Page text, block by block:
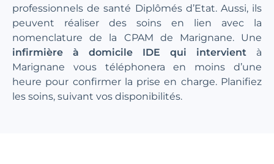
professionnels de santé Diplômés d’Etat. Aussi, ils
peuvent réaliser des soins en lien avec la
nomenclature de la CPAM de Marignane. Une
infirmière à domicile IDE qui intervient à
Marignane vous téléphonera en moins d’une
heure pour confirmer la prise en charge. Planifiez
les soins, suivant vos disponibilités.